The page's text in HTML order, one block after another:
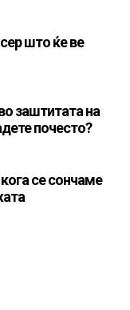
што ќе ве
заштитата на
почесто?
се сончаме